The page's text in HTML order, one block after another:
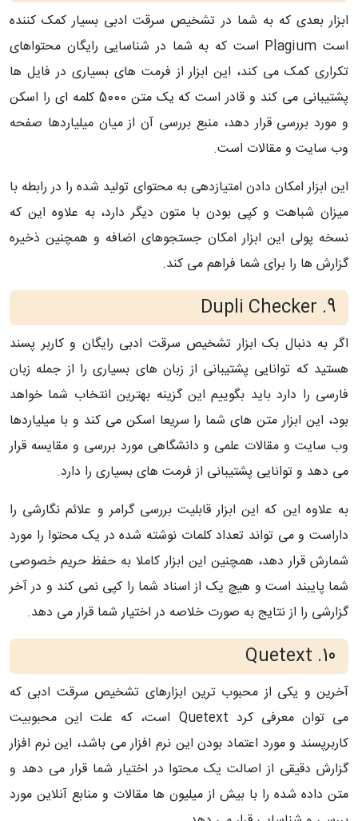
ابزار بعدی که به شما در تشخیص سرقت ادبی بسیار کمک کننده
است Plagium است که به شما در شناسایی رایگان محتواهای
تکراری کمک می کند، این ابزار از فرمت های بسیاری در فایل ها
پشتیبانی می کند و قادر است که یک متن 5000 کلمه ای را اسکن
و مورد بررسی قرار دهد، منبع بررسی آن از میان میلیاردها صفحه
وب سایت و مقالات است.
این ابزار امکان دادن امتیازدهی به محتوای تولید شده را در رابطه با
میزان شباهت و کپی بودن با متون دیگر دارد، به علاوه این که
نسخه پولی این ابزار امکان جستجوهای اضافه و همچنین ذخیره
گزارش ها را برای شما فراهم می کند.
9.
Dupli Checker
اگر به دنبال بک ابزار تشخیص سرقت ادبی رایگان و کاربر پسند
هستید که توانایی پشتیبانی از زبان های بسیاری را از جمله زبان
فارسی را دارد باید بگوییم این گزینه بهترین انتخاب شما خواهد
بود، این ابزار متن های شما را سریعا اسکن می کند و با میلیاردها
وب سایت و مقالات علمی و دانشگاهی مورد بررسی و مقایسه قرار
می دهد و توانایی پشتیبانی از فرمت های بسیاری را دارد.
به علاوه این که این ابزار قابلیت بررسی گرامر و علائم نگارشی را
داراست و می تواند تعداد کلمات نوشته شده در یک محتوا را مورد
شمارش قرار دهد، همچنین این ابزار کاملا به حفظ حریم خصوصی
شما پایبند است و هیچ یک از اسناد شما را کپی نمی کند و در آخر
گزارشی را از نتایج به صورت خلاصه در اختیار شما قرار می دهد.
10.
Quetext
آخرین و یکی از محبوب ترین ابزارهای تشخیص سرقت ادبی که
می توان معرفی کرد Quetext است، که علت این محبوبیت
کاربرپسند و مورد اعتماد بودن این نرم افزار می باشد، این نرم افزار
گزارش دقیقی از اصالت یک محتوا در اختیار شما قرار می دهد و
متن داده شده را با بیش از میلیون ها مقالات و منابع آنلاین مورد